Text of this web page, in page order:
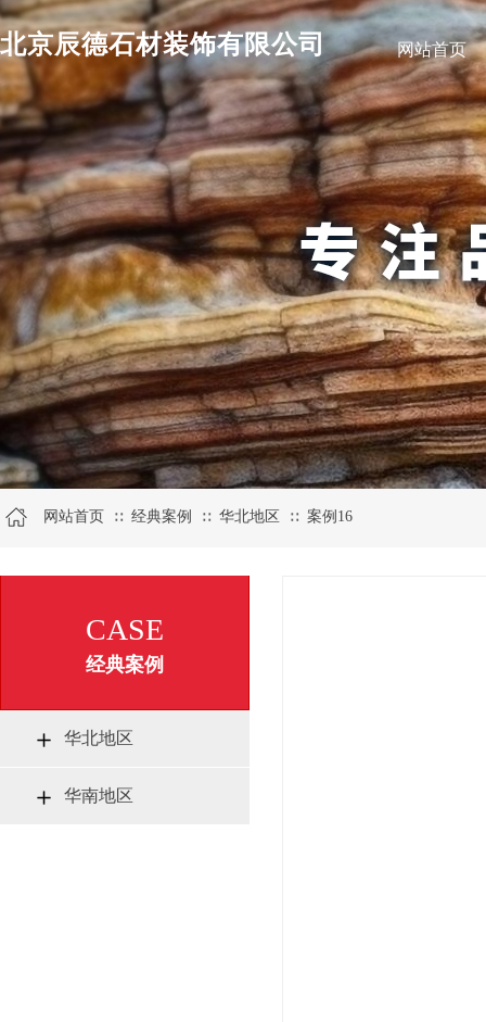
网站首页
北京辰德石材装饰有限公司
网站首页 ∷ 经典案例 ∷ 华北地区 ∷ 案例16
华北地区
华南地区
经典案例
CASE